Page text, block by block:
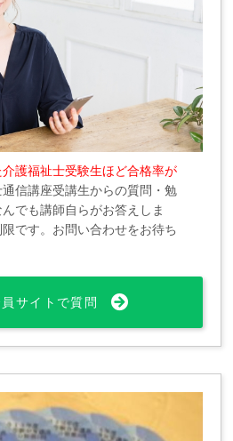
護福祉士受験生ほど合格率が
信講座受講生からの質問・勉
でも講師自らがお答えしま
です。お問い合わせをお待ち
サイトで質問